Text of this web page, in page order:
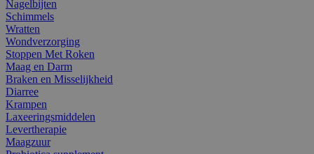
Nagelbijten
Schimmels
Wratten
Wondverzorging
Stoppen Met Roken
Maag en Darm
Braken en Misselijkheid
Diarree
Krampen
Laxeeringsmiddelen
Levertherapie
Maagzuur